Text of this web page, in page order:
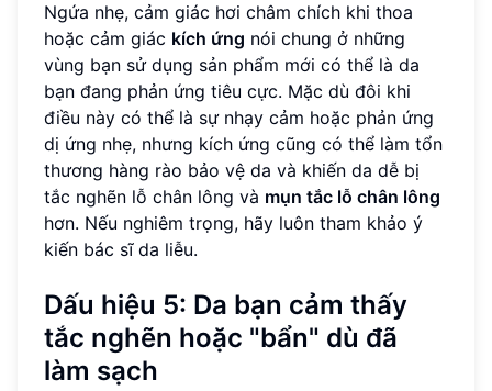
Ngứa nhẹ, cảm giác hơi châm chích khi thoa
hoặc cảm giác kích ứng nói chung ở những
vùng bạn sử dụng sản phẩm mới có thể là da
bạn đang phản ứng tiêu cực. Mặc dù đôi khi
điều này có thể là sự nhạy cảm hoặc phản ứng
dị ứng nhẹ, nhưng kích ứng cũng có thể làm tổn
thương hàng rào bảo vệ da và khiến da dễ bị
tắc nghẽn lỗ chân lông và mụn tắc lỗ chân lông
hơn. Nếu nghiêm trọng, hãy luôn tham khảo ý
kiến bác sĩ da liễu.
Dấu hiệu 5: Da bạn cảm thấy
tắc nghẽn hoặc "bẩn" dù đã
làm sạch